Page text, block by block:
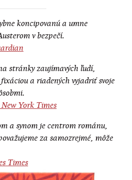
koncipovanú a umne
v bezpečí.
stránky zaujímavých ľudí,
a riadených vyjadriť svoje
York Times
a synom je centrom románu,
za samozrejmé, môže
Times